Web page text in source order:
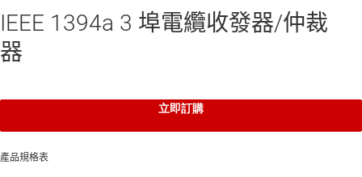
IEEE 1394a 3 埠電纜收發器/仲裁
器
立即訂購
產品規格表